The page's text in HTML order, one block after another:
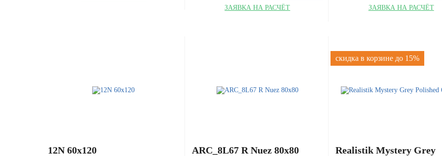
ЗАЯВКА НА РАСЧЁТ ЗАЯВКА НА РАСЧЁТ
12N 60x120 ARC_8L67 R Nuez 80x80
скидка в корзине до 15%
Realistik Mystery Grey